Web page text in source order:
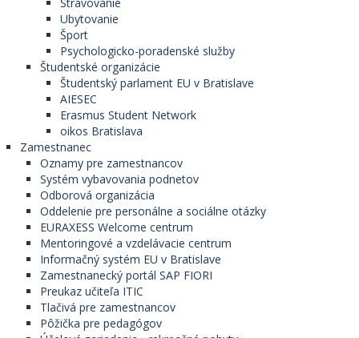
Ubytovanie
Šport
Psychologicko-poradenské služby
Študentské organizácie
Študentský parlament EU v Bratislave
AIESEC
Erasmus Student Network
oikos Bratislava
Zamestnanec
Oznamy pre zamestnancov
Systém vybavovania podnetov
Odborová organizácia
Oddelenie pre personálne a sociálne otázky
EURAXESS Welcome centrum
Mentoringové a vzdelávacie centrum
Informačný systém EU v Bratislave
Zamestnanecký portál SAP FIORI
Preukaz učiteľa ITIC
Tlačivá pre zamestnancov
Pôžička pre pedagógov